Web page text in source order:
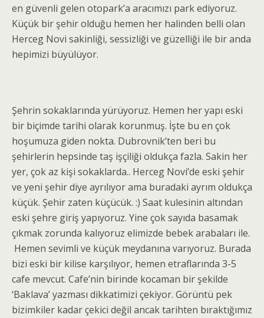
en güvenli gelen otopark’a aracımızı park ediyoruz.
Küçük bir şehir olduğu hemen her halinden belli olan
Herceg Novi sakinliği, sessizliği ve güzelliği ile bir anda
hepimizi büyülüyor.
Şehrin sokaklarında yürüyoruz. Hemen her yapı eski
bir biçimde tarihi olarak korunmuş. İşte bu en çok
hoşumuza giden nokta. Dubrovnik’ten beri bu
şehirlerin hepsinde taş işçiliği oldukça fazla. Sakin her
yer, çok az kişi sokaklarda.. Herceg Novi’de eski şehir
ve yeni şehir diye ayrılıyor ama buradaki ayrım oldukça
küçük. Şehir zaten küçücük. :) Saat kulesinin altından
eski şehre giriş yapıyoruz. Yine çok sayıda basamak
çıkmak zorunda kalıyoruz elimizde bebek arabaları ile.
Hemen sevimli ve küçük meydanına varıyoruz. Burada
bizi eski bir kilise karşılıyor, hemen etraflarında 3-5
cafe mevcut. Cafe’nin birinde kocaman bir şekilde
‘Baklava’ yazması dikkatimizi çekiyor. Görüntü pek
bizimkiler kadar çekici değil ancak tarihten bıraktığımız